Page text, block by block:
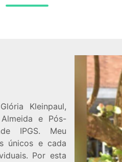
Kleinpaul,
e Pós-
IPGS. Meu
únicos e cada
Por esta